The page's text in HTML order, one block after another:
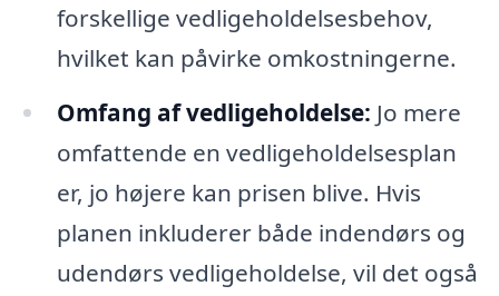
forskellige vedligeholdelsesbehov,
hvilket kan påvirke omkostningerne.
Omfang af vedligeholdelse: Jo mere
omfattende en vedligeholdelsesplan
er, jo højere kan prisen blive. Hvis
planen inkluderer både indendørs og
udendørs vedligeholdelse, vil det også